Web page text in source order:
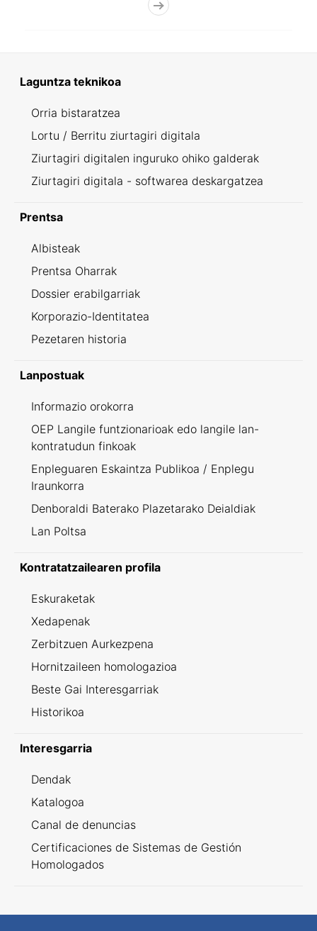
Laguntza teknikoa
Orria bistaratzea
Lortu / Berritu ziurtagiri digitala
Ziurtagiri digitalen inguruko ohiko galderak
Ziurtagiri digitala - softwarea deskargatzea
Prentsa
Albisteak
Prentsa Oharrak
Dossier erabilgarriak
Korporazio-Identitatea
Pezetaren historia
Lanpostuak
Informazio orokorra
OEP Langile funtzionarioak edo langile lan-
kontratudun finkoak
Enpleguaren Eskaintza Publikoa / Enplegu
Iraunkorra
Denboraldi Baterako Plazetarako Deialdiak
Lan Poltsa
Kontratatzailearen profila
Eskuraketak
Xedapenak
Zerbitzuen Aurkezpena
Hornitzaileen homologazioa
Beste Gai Interesgarriak
Historikoa
Interesgarria
Dendak
Katalogoa
Canal de denuncias
Certificaciones de Sistemas de Gestión
Homologados